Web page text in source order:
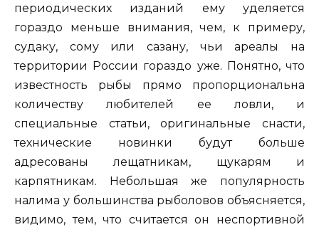
периодических изданий ему уделяется
гораздо меньше внимания, чем, к примеру,
судаку, сому или сазану, чьи ареалы на
территории России гораздо уже. Понятно, что
известность рыбы прямо пропорциональна
количеству любителей ее ловли, и
специальные статьи, оригинальные снасти,
технические новинки будут больше
адресованы лещатникам, щукарям и
карпятникам. Небольшая же популярность
налима у большинства рыболовов объясняется,
видимо, тем, что считается он неспортивной